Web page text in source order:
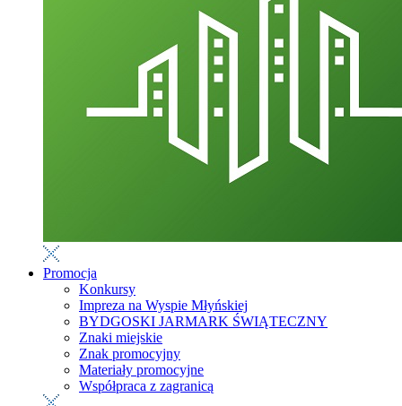
Promocja
Konkursy
Impreza na Wyspie Młyńskiej
BYDGOSKI JARMARK ŚWIĄTECZNY
Znaki miejskie
Znak promocyjny
Materiały promocyjne
Współpraca z zagranicą